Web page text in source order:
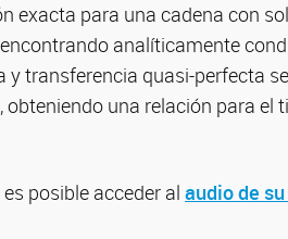
exacta para una cadena con
analíticamente
transferencia quasi-perfecta
una relación para el
posible acceder al audio de